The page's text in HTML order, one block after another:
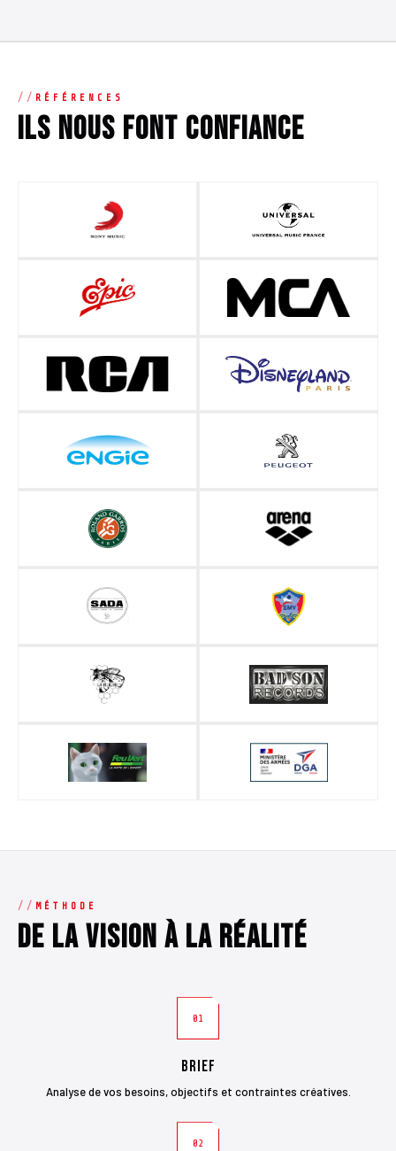
RÉFÉRENCES
Ils nous font confiance
MÉTHODE
De la vision à la réalité
01
Brief
Analyse de vos besoins, objectifs et contraintes créatives.
02